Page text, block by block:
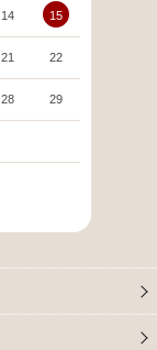
14 15
21 22
28 29